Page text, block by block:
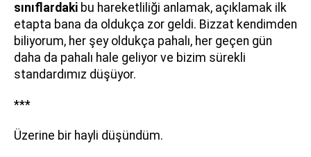
sınıflardaki bu hareketliliği anlamak, açıklamak ilk
etapta bana da oldukça zor geldi. Bizzat kendimden
biliyorum, her şey oldukça pahalı, her geçen gün
daha da pahalı hale geliyor ve bizim sürekli
standardımız düşüyor.
***
Üzerine bir hayli düşündüm.